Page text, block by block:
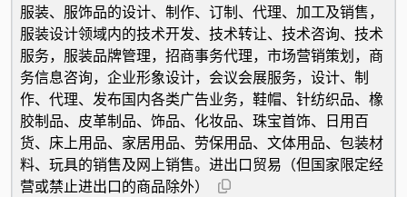
服装、服饰品的设计、制作、订制、代理、加工及销售，
服装设计领域内的技术开发、技术转让、技术咨询、技术
服务，服装品牌管理，招商事务代理，市场营销策划，商
务信息咨询，企业形象设计，会议会展服务，设计、制
作、代理、发布国内各类广告业务，鞋帽、针纺织品、橡
胶制品、皮革制品、饰品、化妆品、珠宝首饰、日用百
货、床上用品、家居用品、劳保用品、文体用品、包装材
料、玩具的销售及网上销售。进出口贸易（但国家限定经
营或禁止进出口的商品除外）